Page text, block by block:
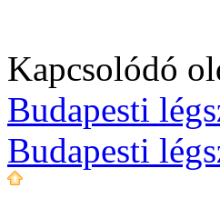
Kapcsolódó
Budapesti
Budapesti